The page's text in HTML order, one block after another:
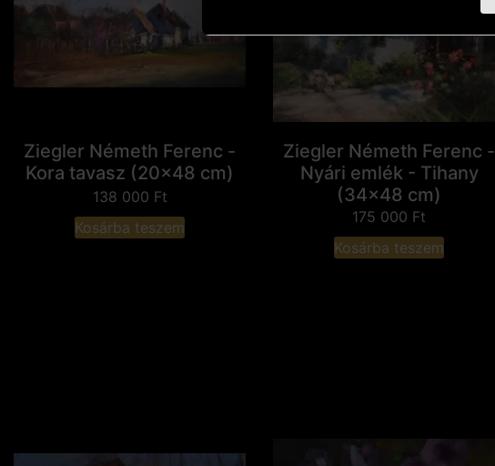
Ziegler Németh Ferenc -
Kora tavasz (20x48 cm)
138 000 Ft
Kosárba teszem
Ziegler Németh Ferenc -
Nyári emlék - Tihany
(34x48 cm)
175 000 Ft
Kosárba teszem